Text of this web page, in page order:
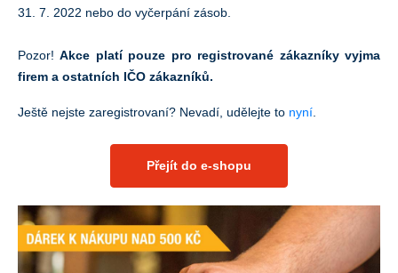
31. 7. 2022 nebo do vyčerpání zásob.
Pozor!Akce platí pouze pro registrované zákazníky vyjma
firem a ostatních IČO zákazníků.
Ještě nejste zaregistrovaní? Nevadí, udělejte to nyní.
Přejít do e-shopu